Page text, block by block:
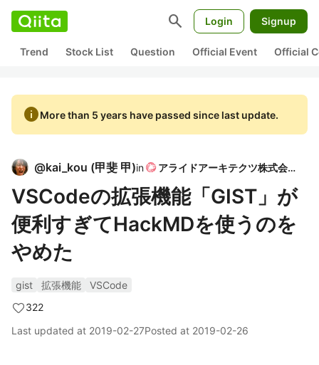
search Login Signup
Trend Stock List Question Official Event Official
infoMore than 5 years have passed since last update.
@kai_kou (甲斐 甲)in アライドアーキテクツ株式会社
VSCodeの拡張機能「GIST」が
便利すぎてHackMDを使うのを
やめた
gist 拡張機能
VSCode
322
Last updated at 2019-02-27Posted at 2019-02-26